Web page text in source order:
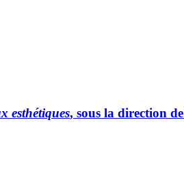
esthétiques, sous la direction